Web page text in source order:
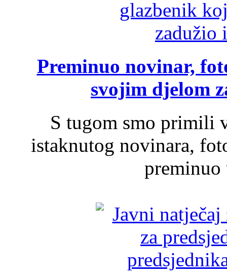
Preminuo novinar,
svojim djelom
S tugom smo primili
istaknutog novinara,